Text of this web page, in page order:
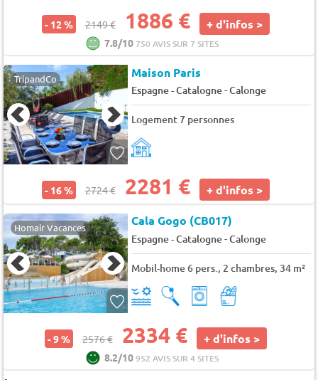
- 12 % 2149 € 1886 € + d'infos >
7.8/10750 AVIS SUR 7 SITES
TripandCo Maison Paris
Espagne - Catalogne-Calonge
Logement 7 personnes
- 16 % 2724 € 2281 € + d'infos >
Homair Vacances Cala Gogo (CB017)
Espagne - Catalogne-Calonge
Mobil-home 6 pers., 2 chambres, 34 m²
- 9 % 2576 € 2334 € + d'infos >
8.2/10952 AVIS SUR 4 SITES